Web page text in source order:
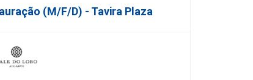
(m/f/d) - Tavira Plaza